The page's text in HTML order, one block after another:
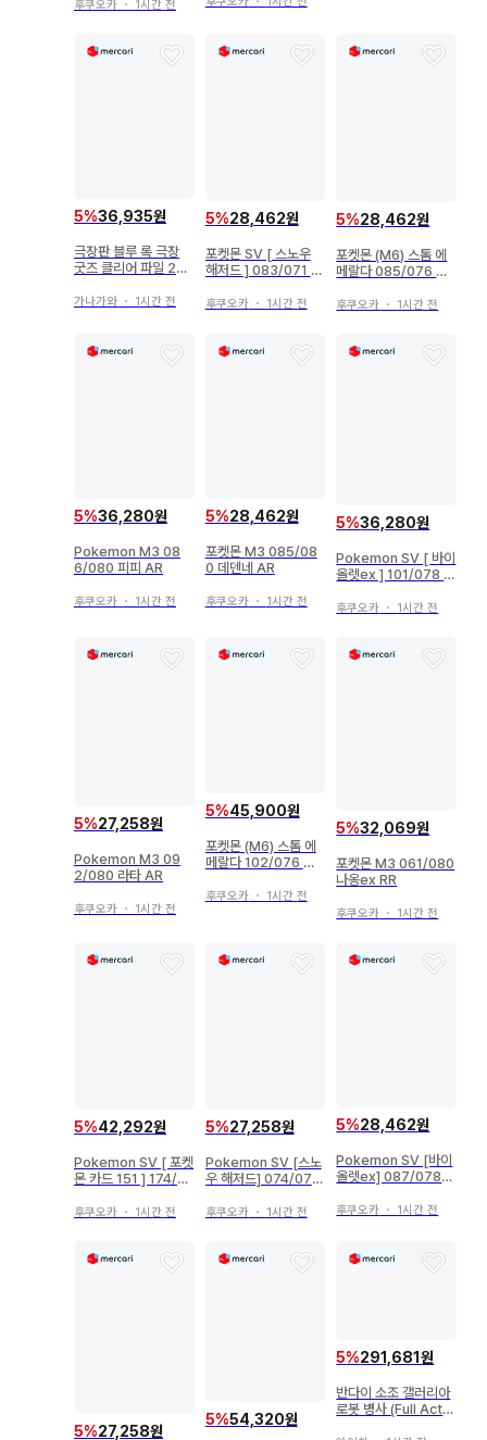
후쿠오카 ・ 1시간 전
5%36,935원
극장판 블루 록 극장
굿즈 클리어 파일 2장
K
가나가와 ・ 1시간 전
5%28,462원
포켓몬 SV [ 스노우
해저드 ] 083/071 노
후쿠오카・ 1시간 전
5%28,462원
포켓몬 (M6) 스톰 에
메랄다 085/076 저
후쿠오카 ・ 1시간 전
5%36,280원
Pokemon M3 08
6/080 피피 AR
후쿠오카 ・ 1시간 전
5%28,462원
포켓몬 M3 085/08
0 데덴네 AR
후쿠오카・ 1시간 전
5%36,280원
Pokemon SV [ 바이
올렛ex ] 101/078 와
V
후쿠오카 ・ 1시간 전
5%27,258원
Pokemon M3 09
2/080 라타 AR
후쿠오카 ・ 1시간 전
5%45,900원
포켓몬 (M6) 스톰 에
메랄다 102/076 히
후쿠오카・ 1시간 전
5%32,069원
포켓몬 M3 061/080
나옹ex RR
후쿠오카 ・ 1시간 전
5%42,292원
Pokemon SV [ 포켓
몬 카드 151 ] 174/16
후쿠오카 ・ 1시간 전
5%27,258원
Pokemon SV [스노
우 해저드] 074/071
P
후쿠오카・ 1시간 전
5%28,462원
Pokemon SV [바이
올렛ex] 087/078
후쿠오카 ・ 1시간 전
5%27,258원
5%54,320원
5%291,681원
반다이 소조 갤러리아
로봇 병사 (Full Actio